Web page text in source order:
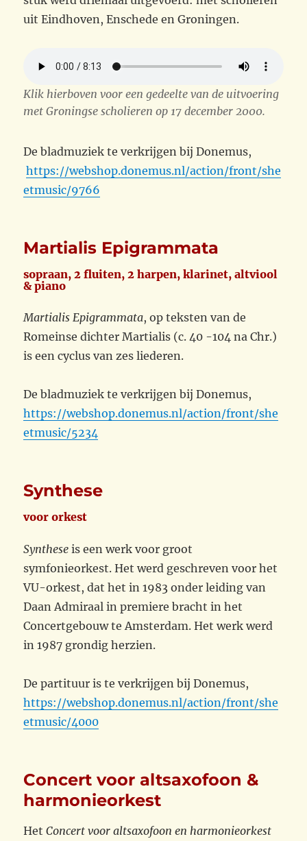
uit Eindhoven, Enschede en Groningen.
Klik hierboven voor een gedeelte van de uitvoering
met Groningse scholieren op 17 december 2000.
De bladmuziek te verkrijgen bij Donemus,
https://webshop.donemus.nl/action/front/she
etmusic/9766
Martialis Epigrammata
sopraan, 2 fluiten, 2 harpen, klarinet, altviool
& piano
Martialis Epigrammata, op teksten van de
Romeinse dichter Martialis (c. 40 -104 na Chr.)
is een cyclus van zes liederen.
De bladmuziek te verkrijgen bij Donemus,
https://webshop.donemus.nl/action/front/she
etmusic/5234
Synthese
voor orkest
Synthese is een werk voor groot
symfonieorkest. Het werd geschreven voor het
VU-orkest, dat het in 1983 onder leiding van
Daan Admiraal in premiere bracht in het
Concertgebouw te Amsterdam. Het werk werd
in 1987 grondig herzien.
De partituur is te verkrijgen bij Donemus,
https://webshop.donemus.nl/action/front/she
etmusic/4000
Concert voor altsaxofoon &
harmonieorkest
HetConcert voor altsaxofoon en harmonieorkest